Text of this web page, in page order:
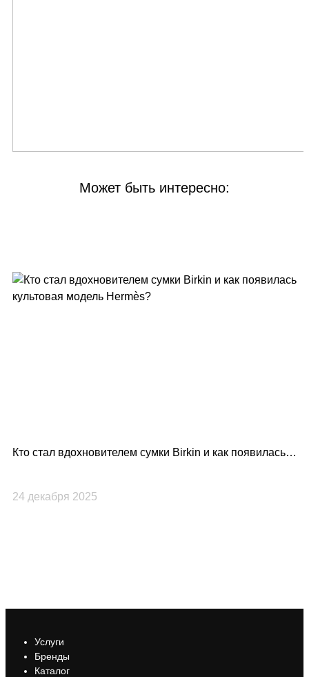
Может быть интересно:
Кто стал вдохновителем сумки Birkin и как появилась
24 декабря 2025
Услуги
Бренды
Каталог